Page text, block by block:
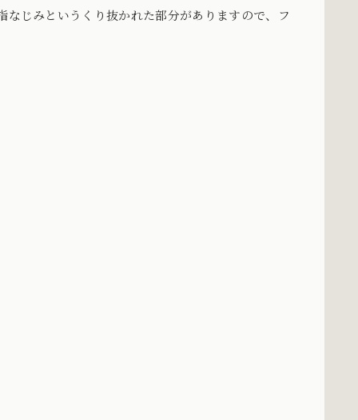
じみというくり抜かれた部分がありますので、フ